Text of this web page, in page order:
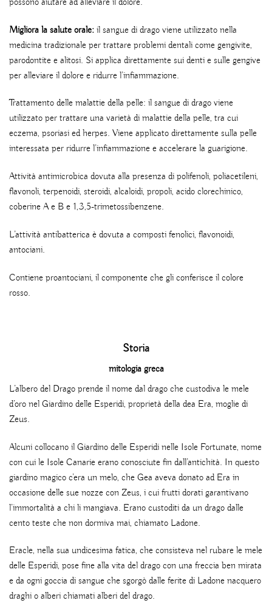
Migliora la salute orale: il sangue di drago viene utilizzato nella
medicina tradizionale per trattare problemi dentali come gengivite,
parodontite e alitosi. Si applica direttamente sui denti e sulle gengive
per alleviare il dolore e ridurre l’infiammazione.
Trattamento delle malattie della pelle: il sangue di drago viene
utilizzato per trattare una varietà di malattie della pelle, tra cui
eczema, psoriasi ed herpes. Viene applicato direttamente sulla pelle
interessata per ridurre l’infiammazione e accelerare la guarigione.
Attività antimicrobica dovuta alla presenza di polifenoli, poliacetileni,
flavonoli, terpenoidi, steroidi, alcaloidi, propoli, acido clorechinico,
coberine A e B e 1,3,5-trimetossibenzene.
L’attività antibatterica è dovuta a composti fenolici, flavonoidi,
antociani.
Contiene proantociani, il componente che gli conferisce il colore
rosso.
Storia
mitologia greca
L’albero del Drago prende il nome dal drago che custodiva le mele
d’oro nel Giardino delle Esperidi, proprietà della dea Era, moglie di
Zeus.
Alcuni collocano il Giardino delle Esperidi nelle Isole Fortunate, nome
con cui le Isole Canarie erano conosciute fin dall’antichità. In questo
giardino magico c’era un melo, che Gea aveva donato ad Era in
occasione delle sue nozze con Zeus, i cui frutti dorati garantivano
l’immortalità a chi li mangiava. Erano custoditi da un drago dalle
cento teste che non dormiva mai, chiamato Ladone.
Eracle, nella sua undicesima fatica, che consisteva nel rubare le mele
delle Esperidi, pose fine alla vita del drago con una freccia ben mirata
e da ogni goccia di sangue che sgorgò dalle ferite di Ladone nacquero
draghi o alberi chiamati alberi del drago.